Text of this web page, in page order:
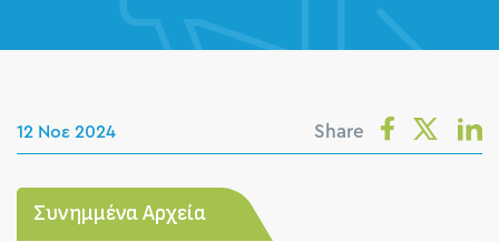
12 Νοε 2024 Share
Συνημμένα Αρχεία